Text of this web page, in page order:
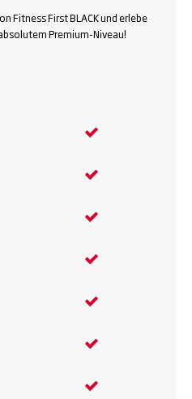
Fitness First BLACK und erlebe
Premium-Niveau!